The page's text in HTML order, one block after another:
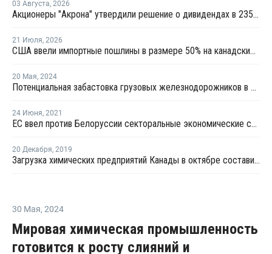
03 Августа, 2026
Акционеры "Акрона" утвердили решение о дивидендах в 235 рублей на акцию
21 Июля, 2026
США ввели импортные пошлины в размере 50% на канадские товары
20 Мая, 2024
Потенциальная забастовка грузовых железнодорожников в Канаде была отложена
24 Июня, 2021
ЕС ввел против Белоруссии секторальные экономические санкции
20 Декабря, 2019
Загрузка химических предприятий Канады в октябре составила 71,3%
30 Мая, 2024
Мировая химическая промышленность
готовится к росту слияний и